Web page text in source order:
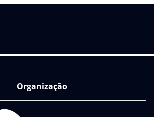
Organização